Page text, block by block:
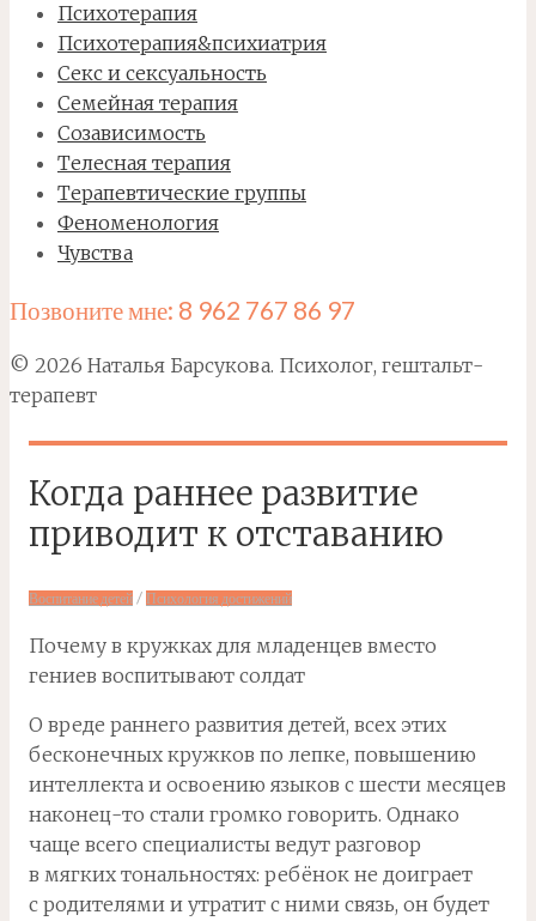
Психотерапия
Психотерапия&психиатрия
Секс и сексуальность
Семейная терапия
Созависимость
Телесная терапия
Терапевтические группы
Феноменология
Чувства
Позвоните мне: 8 962 767 86 97
© 2026 Наталья Барсукова. Психолог, гештальт-
терапевт
Когда раннее развитие
приводит к отставанию
Воспитание детей / Психология достижений
Почему в кружках для младенцев вместо
гениев воспитывают солдат
О вреде раннего развития детей, всех этих
бесконечных кружков по лепке, повышению
интеллекта и освоению языков с шести месяцев
наконец-то стали громко говорить. Однако
чаще всего специалисты ведут разговор
в мягких тональностях: ребёнок не доиграет
с родителями и утратит с ними связь, он будет